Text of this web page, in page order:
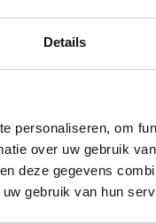
Details
personaliseren, om
over uw gebruik
deze gegevens
gebruik van hun
antwoorden op
/ eigenaar